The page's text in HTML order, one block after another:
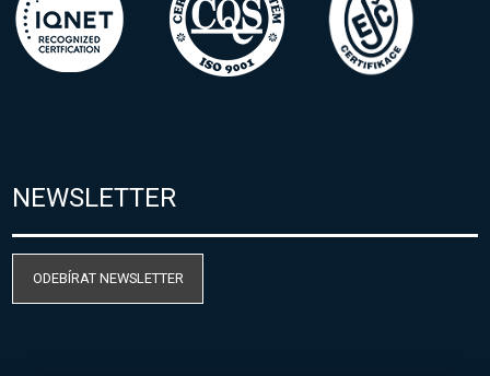
NEWSLETTER
ODEBÍRAT NEWSLETTER